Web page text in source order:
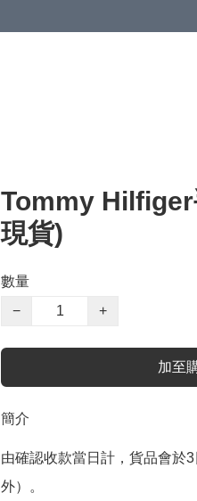
Tommy Hilfiger
現貨)
數量
−
+
加至
簡介
由確認收款當日計，貨品會於
外）。